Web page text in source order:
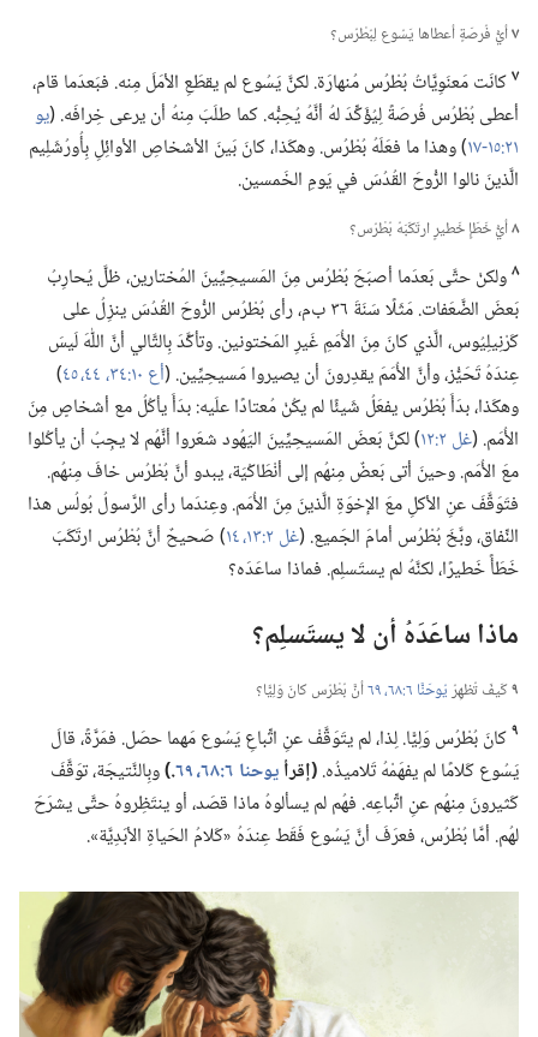
٧أيُّ فُرصَةٍ أعطاها يَسُوع لِبُطْرُس؟‏
٧كانَت مَعنَوِيَّاتُ بُطْرُس مُنهارَة.‏ لكنَّ يَسُوع لم يقطَعِ الأمَلَ مِنه.‏ فبَعدَما قام،‏
أعطى بُطْرُس فُرصَةً لِيُؤَكِّدَ لهُ أنَّهُ يُحِبُّه.‏ كما طلَبَ مِنهُ أن يرعى خِرافَه.‏ (‏يو
٢١:‏١٥-‏١٧
‏)‏ وهذا ما فعَلَهُ بُطْرُس.‏ وهكَذا،‏ كانَ بَينَ الأشخاصِ الأوائِلِ بِأُورُشَلِيم
الَّذينَ نالوا الرُّوحَ القُدُسَ في يَومِ الخَمسين.‏
٨أيُّ خَطَإٍ خَطيرٍ ارتَكَبَهُ بُطْرُس؟‏
٨ولكنْ حتَّى بَعدَما أصبَحَ بُطْرُس مِنَ المَسيحِيِّينَ المُختارين،‏ ظلَّ يُحارِبُ
بَعضَ الضَّعَفات.‏ مَثَلًا سَنَةَ ٣٦ ب‌م،‏ رأى بُطْرُس الرُّوحَ القُدُسَ ينزِلُ على
كَرْنِيلِيُوس،‏ الَّذي كانَ مِنَ الأُمَمِ غَيرِ المَختونين.‏ وتأكَّدَ بِالتَّالي أنَّ اللّٰهَ لَيسَ
عِندَهُ تَحَيُّز،‏ وأنَّ الأُمَمَ يقدِرونَ أن يصيروا مَسيحِيِّين.‏ (‏أع ١٠:‏٣٤،‏
‏)‏
وهكَذا،‏ بدَأَ بُطْرُس يفعَلُ شَيئًا لم يكُنْ مُعتادًا علَيه:‏ بدَأَ يأكُلُ مع أشخاصٍ مِنَ
الأُمَم.‏ (‏غل ٢:‏١٢
‏)‏ لكنَّ بَعضَ المَسيحِيِّينَ اليَهُود شعَروا أنَّهُم لا يجِبُ أن يأكُلوا
معَ الأُمَم.‏ وحينَ أتى بَعضٌ مِنهُم إلى أنْطَاكْيَة،‏ يبدو أنَّ بُطْرُس خافَ مِنهُم.‏
فتَوَقَّفَ عنِ الأكلِ معَ الإخوَةِ الَّذينَ مِنَ الأُمَم.‏ وعِندَما رأى الرَّسولُ بُولُس هذا
النِّفاق،‏ وبَّخَ بُطْرُس أمامَ الجَميع.‏ (‏غل ٢:‏١٣،‏ ١٤
‏)‏ صَحيحٌ أنَّ بُطْرُس ارتَكَبَ
خَطَأً خَطيرًا،‏ لكنَّهُ لم يستَسلِم.‏ فماذا ساعَدَه؟‏
ماذا ساعَدَهُ أن لا يستَسلِم؟‏
٩كَيفَ تُظهِرُيُوحَنَّا ٦:‏٦٨،‏ ٦٩
أنَّ بُطْرُس كانَ وَلِيًّا؟‏
٩كانَ بُطْرُس وَلِيًّا.‏ لِذا،‏ لم يتَوَقَّفْ عنِ اتِّباعِ يَسُوع مَهما حصَل.‏ فمَرَّةً،‏ قالَ
يَسُوع كَلامًا لم يفهَمْهُ تَلاميذُه.‏‏(‏إقرأيوحنا ٦:‏٦٨،‏ ٦٩ ‏.‏)‏وبِالنَّتيجَة،‏ توَقَّفَ
كَثيرونَ مِنهُم عنِ اتِّباعِه.‏ فهُم لم يسألوهُ ماذا قصَد،‏ أو ينتَظِروهُ حتَّى يشرَحَ
لهُم.‏ أمَّا بُطْرُس،‏ فعرَفَ أنَّ يَسُوع فَقَط عِندَهُ «كَلامُ الحَياةِ الأبَدِيَّة».‏